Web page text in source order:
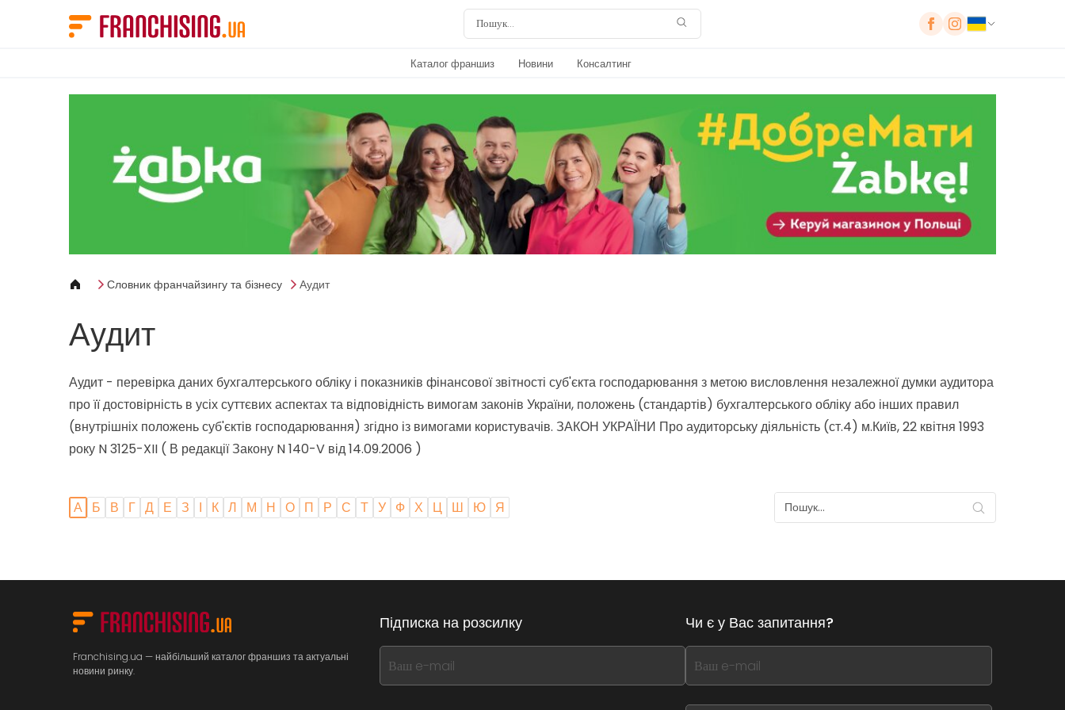
Каталог франшиз Новини Консалтинг
Словник франчайзингу та бізнесу Аудит
Аудит
Аудит - перевірка даних бухгалтерського обліку і показників фінансової звітності суб'єкта господарювання з метою висловлення незалежної думки аудитора
про її достовірність в усіх суттєвих аспектах та відповідність вимогам законів України, положень (стандартів) бухгалтерського обліку або інших правил
(внутрішніх положень суб'єктів господарювання) згідно із вимогами користувачів. ЗАКОН УКРАЇНИ Про аудиторську діяльність (ст.4) м.Київ, 22 квітня 1993
року N 3125-XII ( В редакції Закону N 140-V від 14.09.2006 )
А Б В Г Д Е З І К Л М Н О П Р С Т У Ф Х Ц Ш Ю Я
Franchising.ua — найбільший каталог франшиз та актуальні
новини ринку.
Підписка на розсилку
If
you
Чи є у Вас запитання?
If
you